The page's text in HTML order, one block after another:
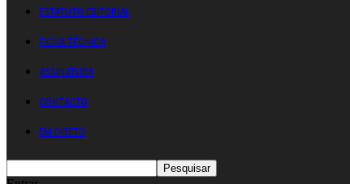
ESTATUTO EDITORIAL
FICHA TÉCNICA
ASSINATURA
CONTACTO
EM DIRETO